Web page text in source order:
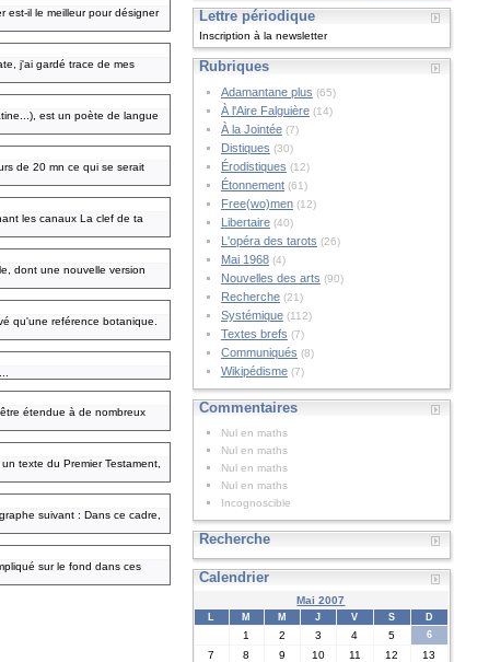
est-il le meilleur pour désigner
j'ai gardé trace de mes
est un poète de langue
de 20 mn ce qui se serait
les canaux La clef de ta
dont une nouvelle version
qu'une reférence botanique.
étendue à de nombreux
texte du Premier Testament,
suivant : Dans ce cadre,
sur le fond dans ces
Lettre périodique
Inscription à la newsletter
Rubriques
Adamantane plus (65)
À l'Aire Falguière(14)
À la Jointée(7)
Distiques (30)
Érodistiques (12)
Étonnement(61)
Free(wo)men(12)
Libertaire(40)
L'opéra des tarots (26)
Mai 1968(4)
Nouvelles des arts (90)
Recherche(21)
Systémique(112)
Textes brefs (7)
Communiqués (8)
Wikipédisme(7)
Commentaires
Nul en maths
Nul en maths
Nul en maths
Nul en maths
Incognoscible
Recherche
Calendrier
Mai 2007
L M M J V S D
1 2 3 4 5 6
7 8 9 10 11 12
13